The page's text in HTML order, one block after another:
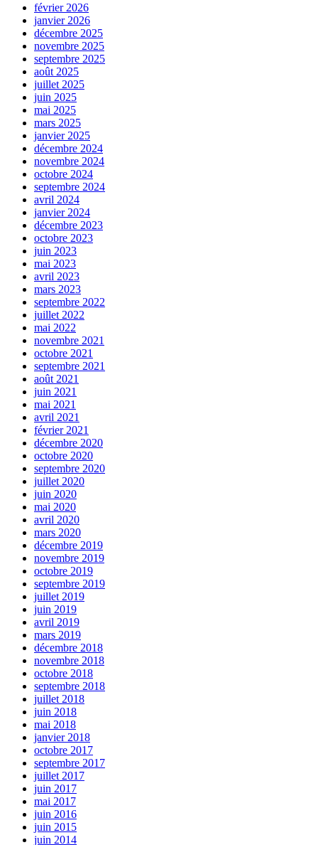
février 2026
janvier 2026
décembre 2025
novembre 2025
septembre 2025
août 2025
juillet 2025
juin 2025
mai 2025
mars 2025
janvier 2025
décembre 2024
novembre 2024
octobre 2024
septembre 2024
avril 2024
janvier 2024
décembre 2023
octobre 2023
juin 2023
mai 2023
avril 2023
mars 2023
septembre 2022
juillet 2022
mai 2022
novembre 2021
octobre 2021
septembre 2021
août 2021
juin 2021
mai 2021
avril 2021
février 2021
décembre 2020
octobre 2020
septembre 2020
juillet 2020
juin 2020
mai 2020
avril 2020
mars 2020
décembre 2019
novembre 2019
octobre 2019
septembre 2019
juillet 2019
juin 2019
avril 2019
mars 2019
décembre 2018
novembre 2018
octobre 2018
septembre 2018
juillet 2018
juin 2018
mai 2018
janvier 2018
octobre 2017
septembre 2017
juillet 2017
juin 2017
mai 2017
juin 2016
juin 2015
juin 2014